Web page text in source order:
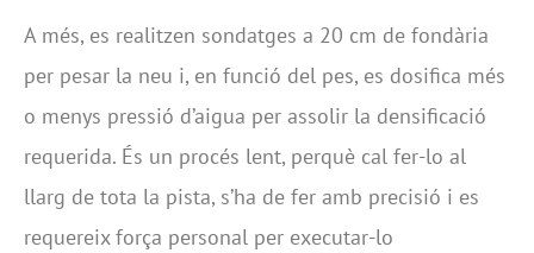
A més, es realitzen sondatges a 20 cm de fondària
per pesar la neu i, en funció del pes, es dosifica més
o menys pressió d’aigua per assolir la densificació
requerida. És un procés lent, perquè cal fer-lo al
llarg de tota la pista, s’ha de fer amb precisió i es
requereix força personal per executar-lo